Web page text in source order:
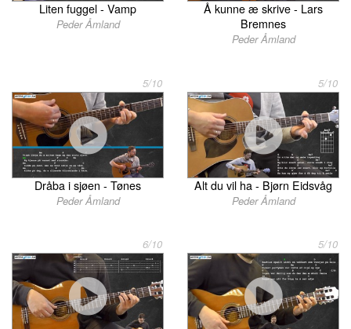
Liten fuggel - Vamp
Peder Åmland
Å kunne æ skrive - Lars
Bremnes
Peder Åmland
5/10
Dråba i sjøen - Tønes
Peder Åmland
5/10
Alt du vil ha - Bjørn Eidsvåg
Peder Åmland
6/10 5/10